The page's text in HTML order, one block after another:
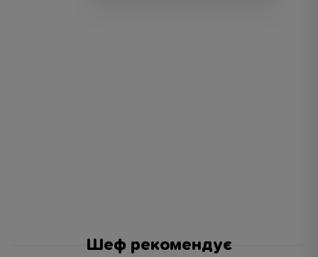
Шеф рекомендує